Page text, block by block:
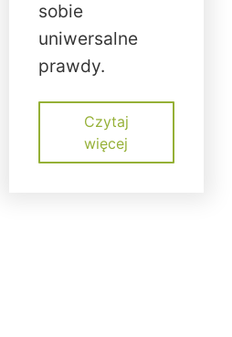
sobie
uniwersalne
prawdy.
Czytaj
więcej